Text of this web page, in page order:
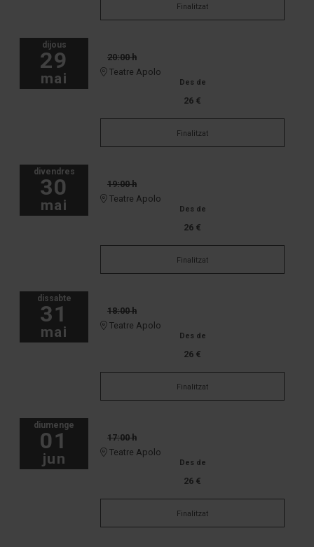
Finalitzat
dijous
29
mai
20:00 h
Teatre Apolo
Des de
26 €
Finalitzat
divendres
30
mai
19:00 h
Teatre Apolo
Des de
26 €
Finalitzat
dissabte
31
mai
18:00 h
Teatre Apolo
Des de
26 €
Finalitzat
diumenge
01
jun
17:00 h
Teatre Apolo
Des de
26 €
Finalitzat